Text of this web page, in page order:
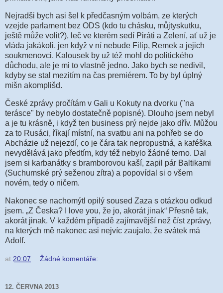
Nejradši bych asi šel k předčasným volbám, ze kterých
vzejde parlament bez ODS (kdo tu chásku, můjtyskutku,
ještě může volit?), leč ve kterém sedí Piráti a Zelení, ať už je
vláda jakákoli, jen když v ní nebude Filip, Remek a jejich
soukmenovci. Kalousek by už též mohl do politického
důchodu, ale je mi to vlastně jedno. Jako bych se nedivil,
kdyby se stal mezitím na čas premiérem. To by byl úplný
mišn akomplišd.
České zprávy pročítám v Gali u Kokuty na dvorku ("na
terásce" by nebylo dostatečně popisné). Dlouho jsem nebyl
a je tu krásně, i když ten business prý nejde jako dřív. Můžou
za to Rusáci, říkají místní, na svatbu ani na pohřeb se do
Abcházie už nejezdí, co je čára tak nepropustná, a kaféška
nevydělává jako předtím, kdy též nebylo žádné terno. Dal
jsem si karbanátky s bramborovou kaší, zapil pár Baltikami
(Suchumské prý seženou zítra) a popovídal si o všem
novém, tedy o ničem.
Nakonec se nachomýtl opilý soused Zaza s otázkou odkud
jsem. „Z Česka? I love you, že jo, akorát jinak“ Přesně tak,
akorát jinak. V každém případě zajímavější než číst zprávy,
na kterých mě nakonec asi nejvíc zaujalo, že svátek má
Adolf.
at 20:07 Žádné komentáře:
12. ČERVNA 2013